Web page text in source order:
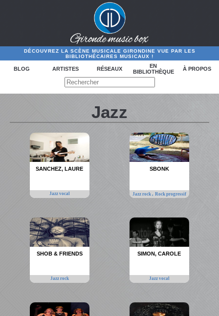
DÉCOUVREZ LA SCÈNE MUSICALE GIRONDINE VUE PAR LES
BIBLIOTHÉCAIRES MUSICAUX !
BLOG ARTISTES RÉSEAUX
EN
BIBLIOTHÈQUE
À PROPOS
Jazz
SANCHEZ, LAURE
Jazz vocal
SBONK
Jazz rock , Rock progressif
SHOB & FRIENDS
Jazz rock
SIMON, CAROLE
Jazz vocal